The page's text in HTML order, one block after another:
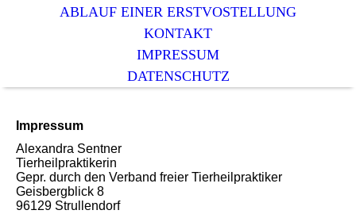
ABLAUF EINER ERSTVOSTELLUNG
KONTAKT
IMPRESSUM
DATENSCHUTZ
Impressum
Alexandra Sentner
Tierheilpraktikerin
Gepr. durch den Verband freier Tierheilpraktiker
Geisbergblick 8
96129 Strullendorf